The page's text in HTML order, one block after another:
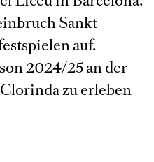
Sankt
auf.
2024/25 an der
zu erleben